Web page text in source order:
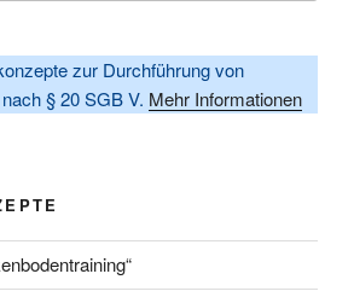
zur Durchführung von
§ 20 SGB V. Mehr Informationen